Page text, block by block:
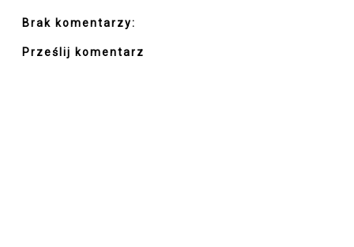
Brak komentarzy:
Prześlij komentarz